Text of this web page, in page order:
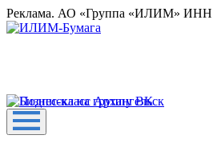
Реклама. АО «Группа «ИЛИМ» ИНН